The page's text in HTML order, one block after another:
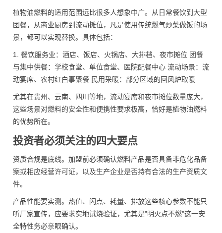
植物油燃料的适用范围远比很多人想象中广。从日常餐饮到大型
团餐，从商业厨房到流动摊位，凡是使用传统燃气炒菜做饭的场
景，都可以实现替换。具体包括：
1. 餐饮服务业：酒店、饭店、火锅店、大排档、夜市摊位 团餐
与集中供餐：学校食堂、单位食堂、医院配餐中心 流动场景：流
动宴席、农村红白事聚餐 民用采暖：部分区域的回风炉取暖
尤其在贵州、云南、四川等地，流动宴席和夜市摊位数量庞大，
这些场景对燃料的安全性和便携性要求极高，恰好是植物油燃料
的优势所在。
投资者必须关注的四大要点
资质合规是底线。加盟前必须确认燃料产品是否具备非危化品备
案或相应经营许可证，以及生产企业是否持有合法的生产资质文
件。
产品性能要实测。热值、闪点、耗量、排放这些核心参数不能只
听厂家宣传，应要求实地试烧验证，尤其是"明火点不燃"这一安
全特性务必亲眼确认。